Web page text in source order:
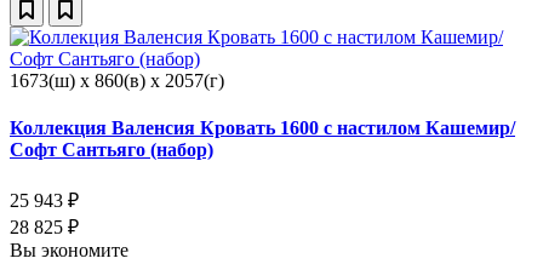
1673(ш) x 860(в) x 2057(г)
Коллекция Валенсия Кровать 1600 с настилом Кашемир/
Софт Сантьяго (набор)
25 943 ₽
28 825 ₽
Вы экономите